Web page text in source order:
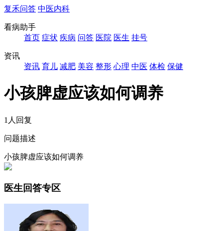
复禾问答 中医内科
看病助手
首页 症状 疾病 问答 医院 医生 挂号
资讯
资讯 育儿 减肥 美容 整形 心理 中医 体检 保健
小孩脾虚应该如何调养
1人回复
问题描述
小孩脾虚应该如何调养
医生回答专区